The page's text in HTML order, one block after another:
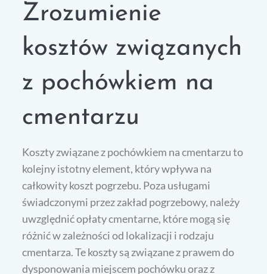
Zrozumienie
kosztów związanych
z pochówkiem na
cmentarzu
Koszty związane z pochówkiem na cmentarzu to
kolejny istotny element, który wpływa na
całkowity koszt pogrzebu. Poza usługami
świadczonymi przez zakład pogrzebowy, należy
uwzględnić opłaty cmentarne, które mogą się
różnić w zależności od lokalizacji i rodzaju
cmentarza. Te koszty są związane z prawem do
dysponowania miejscem pochówku oraz z